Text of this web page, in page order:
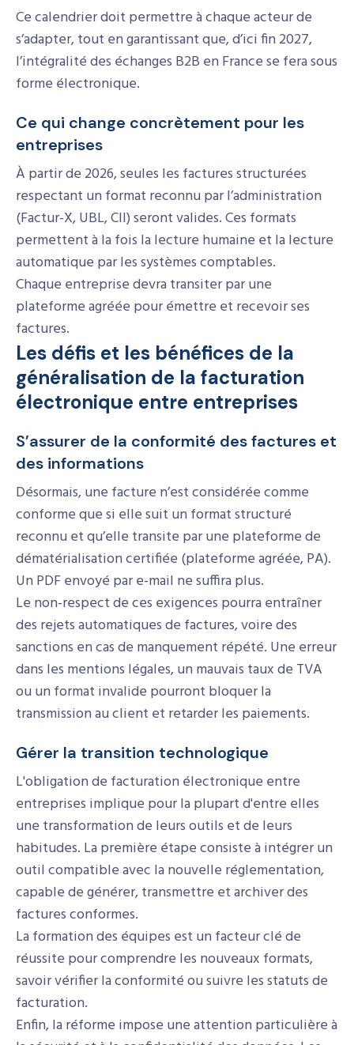
Ce calendrier doit permettre à chaque acteur de
s’adapter, tout en garantissant que, d’ici fin 2027,
l’intégralité des échanges B2B en France se fera sous
forme électronique.
Ce qui change concrètement pour les
entreprises
À partir de 2026, seules les factures structurées
respectant un format reconnu par l’administration
(Factur-X, UBL, CII) seront valides. Ces formats
permettent à la fois la lecture humaine et la lecture
automatique par les systèmes comptables.
Chaque entreprise devra transiter par une
plateforme agréée pour émettre et recevoir ses
factures.
Les défis et les bénéfices de la
généralisation de la facturation
électronique entre entreprises
S’assurer de la conformité des factures et
des informations
Désormais, une facture n’est considérée comme
conforme que si elle suit un format structuré
reconnu et qu’elle transite par une plateforme de
dématérialisation certifiée (plateforme agréée, PA).
Un PDF envoyé par e-mail ne suffira plus.
Le non-respect de ces exigences pourra entraîner
des rejets automatiques de factures, voire des
sanctions en cas de manquement répété. Une erreur
dans les mentions légales, un mauvais taux de TVA
ou un format invalide pourront bloquer la
transmission au client et retarder les paiements.
Gérer la transition technologique
L'obligation de facturation électronique entre
entreprises implique pour la plupart d'entre elles
une transformation de leurs outils et de leurs
habitudes. La première étape consiste à intégrer un
outil compatible avec la nouvelle réglementation,
capable de générer, transmettre et archiver des
factures conformes.
La formation des équipes est un facteur clé de
réussite pour comprendre les nouveaux formats,
savoir vérifier la conformité ou suivre les statuts de
facturation.
Enfin, la réforme impose une attention particulière à